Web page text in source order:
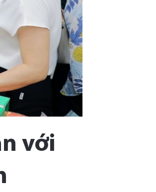
với